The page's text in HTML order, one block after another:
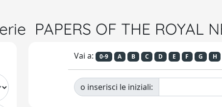
PAPERS OF THE ROYAL
Vai a: 0-9 A B C D E F G H
o inserisci le iniziali: